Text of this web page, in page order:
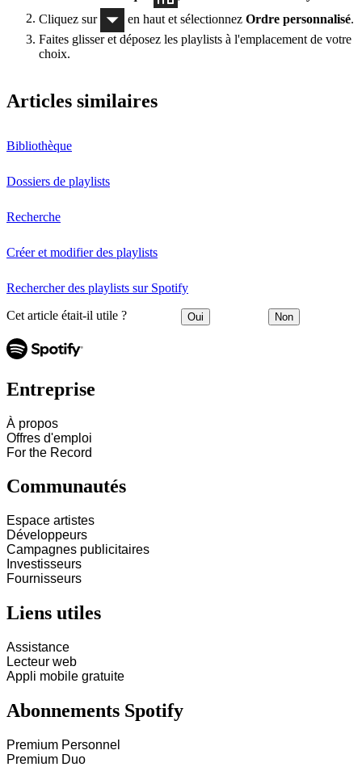
Cliquez sur
en haut et sélectionnez Ordre personnalisé.
Faites glisser et déposez les playlists à l'emplacement de votre
choix.
Articles similaires
Bibliothèque
Dossiers de playlists
Recherche
Créer et modifier des playlists
Rechercher des playlists sur Spotify
Cet article était-il utile ? Oui Non
Entreprise
À propos
Offres d'emploi
For the Record
Communautés
Espace artistes
Développeurs
Campagnes publicitaires
Investisseurs
Fournisseurs
Liens utiles
Assistance
Lecteur web
Appli mobile gratuite
Abonnements Spotify
Premium Personnel
Premium Duo